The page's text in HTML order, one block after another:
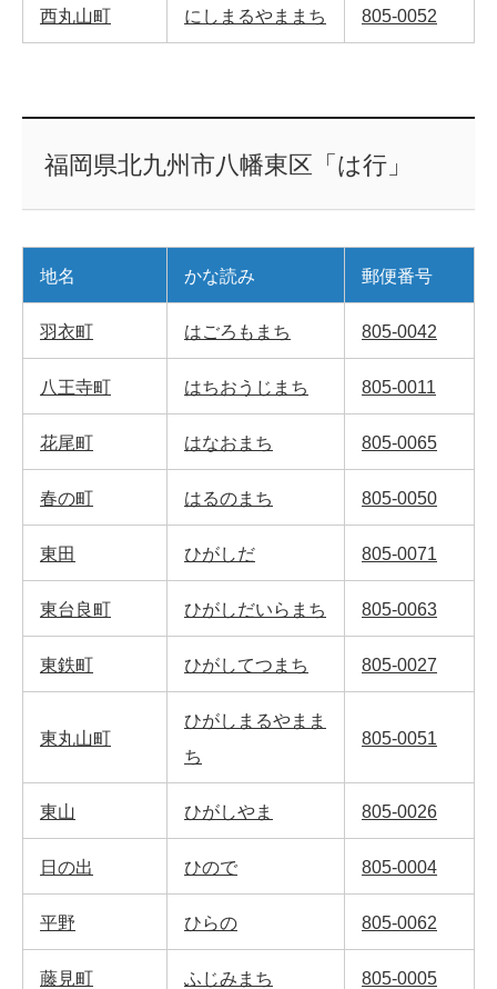
西丸山町 にしまるやままち 805-0052
福岡県北九州市八幡東区「は行」
地名 かな読み 郵便番号
羽衣町 はごろもまち 805-0042
八王寺町 はちおうじまち 805-0011
花尾町 はなおまち 805-0065
春の町 はるのまち 805-0050
東田 ひがしだ 805-0071
東台良町 ひがしだいらまち 805-0063
東鉄町 ひがしてつまち 805-0027
東丸山町
ひがしまるやまま
ち
805-0051
東山 ひがしやま 805-0026
日の出 ひので 805-0004
平野 ひらの 805-0062
藤見町 ふじみまち 805-0005